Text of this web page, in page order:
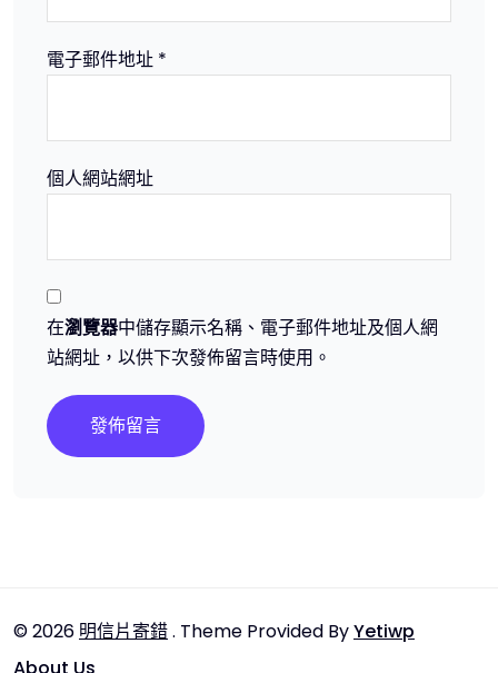
電子郵件地址 *
個人網站網址
在瀏覽器中儲存顯示名稱、電子郵件地址及個人網
站網址，以供下次發佈留言時使用。
© 2026 明信片寄錯. Theme Provided ByYetiwp